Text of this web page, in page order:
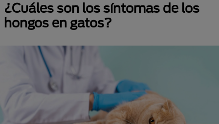
¿Cuáles son los síntomas de los
hongos en gatos?